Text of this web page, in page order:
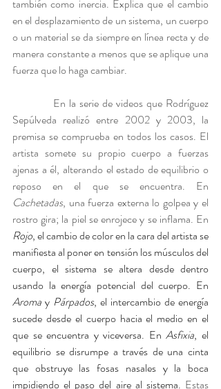
también como inercia. Explica que el cambio
en el desplazamiento de un sistema, un cuerpo
o un material se da siempre en línea recta y de
manera constante a menos que se aplique una
fuerza que lo haga cambiar.
En la serie de videos que Rodríguez
Sepúlveda realizó entre 2002 y 2003, la
premisa se comprueba en todos los casos. El
artista somete su propio cuerpo a fuerzas
ajenas a él, alterando el estado de equilibrio o
Cachetadas, una fuerza externa lo golpea y el
Rojo, el cambio de color en la cara del artista se
manifiesta al poner en tensión los músculos del
cuerpo, el sistema se altera desde dentro
Aroma y Párpados, el intercambio de energía
sucede desde el cuerpo hacia el medio en el
que se encuentra y viceversa. En Asfixia, el
equilibrio se disrumpe a través de una cinta
que obstruye las fosas nasales y la boca
impidiendo el paso del aire al sistema. Estas